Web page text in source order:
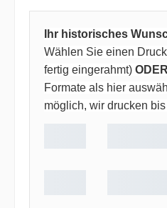
Ihr historisches
Wählen Sie einen
fertig eingerahmt) ODER
Formate als hier
möglich, wir drucken